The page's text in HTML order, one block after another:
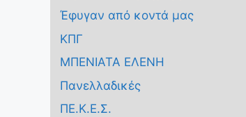
Έφυγαν από κοντά μας
ΚΠΓ
ΜΠΕΝΙΑΤΑ ΕΛΕΝΗ
Πανελλαδικές
ΠΕ.Κ.Ε.Σ.